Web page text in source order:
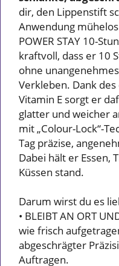
dir, den Lippenstift
Anwendung
POWER STAY 10-
kraftvoll, dass er 10
ohne
Verkleben. Dank
Vitamin E sorgt er
glatter und weicher
mit „Colour-Lock“-
Tag präzise,
Dabei hält er Essen,
Küssen stand.
Darum wirst du es
• BLEIBT AN ORT
wie frisch
abgeschrägter
Auftragen.